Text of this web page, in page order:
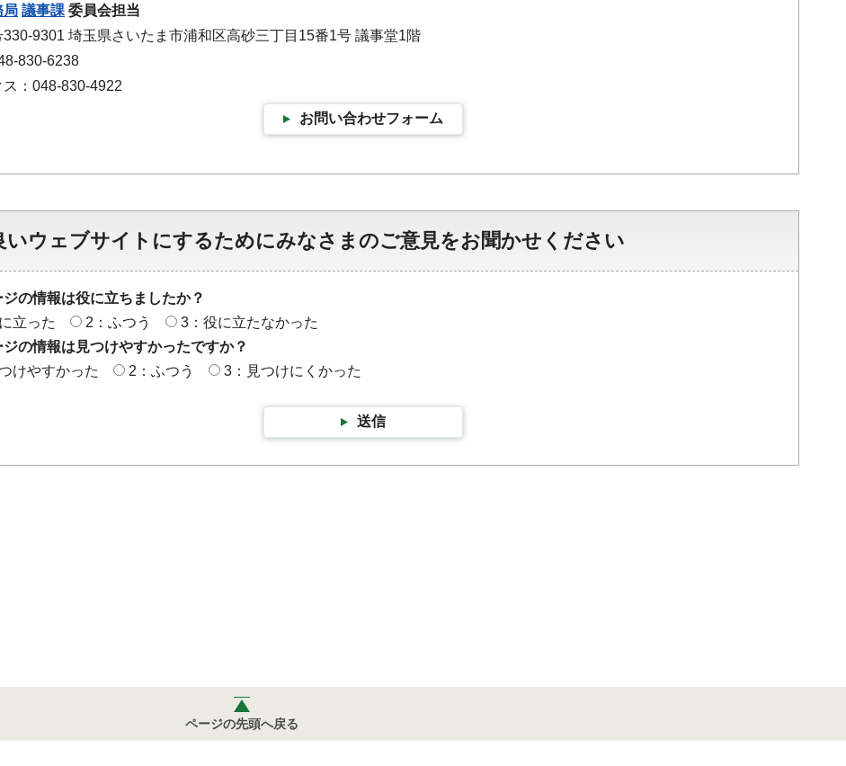
局 議事課委員会担当
9301 埼玉県さいたま市浦和区高砂三丁目15番1号 議事堂1階
830-6238
ス：048-830-4922
お問い合わせフォーム
いウェブサイトにするためにみなさまのご意見をお聞かせください
ジの情報は役に立ちましたか？
立った
2：ふつう
3：役に立たなかった
ジの情報は見つけやすかったですか？
けやすかった
2：ふつう 3：見つけにくかった
送信
ページの先頭へ戻る